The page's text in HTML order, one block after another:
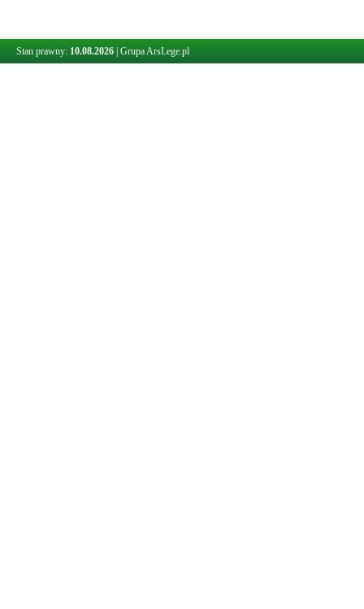
Stan prawny: 10.08.2026 Grupa ArsLege.pl